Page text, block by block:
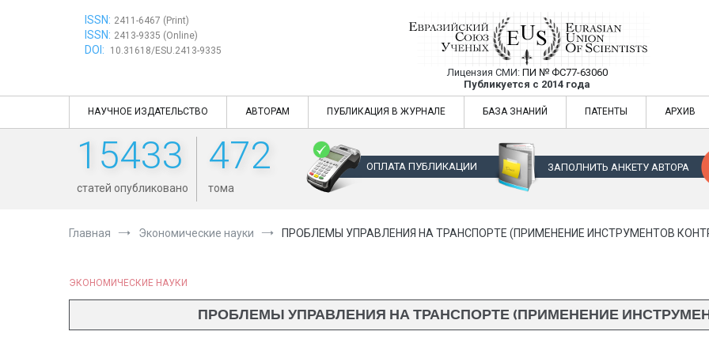
ISSN: 2411-6467 (Print)
ISSN: 2413-9335 (Online)
DOI: 10.31618/ESU.2413-9335
Евразийский Союз Ученых —
Лицензия СМИ: ПИ № ФС77-63060
Публикуется с 2014 года
Евразийский Союз Ученых — публикация научных статей в
НАУЧНОЕ ИЗДАТЕЛЬСТВО АВТОРАМ ПУБЛИКАЦИЯ В ЖУРНАЛЕ БАЗА ЗНАНИЙ ПАТЕНТЫ АРХИВ
15433
статей опубликовано
472
тома
ОПЛАТА ПУБЛИКАЦИИ ЗАПОЛНИТЬ АНКЕТУ АВТОРА
Главная Экономические науки ПРОБЛЕМЫ УПРАВЛЕНИЯ НА ТРАНСПОРТЕ (ПРИМЕНЕНИЕ ИНСТРУМЕНТОВ
ЭКОНОМИЧЕСКИЕ НАУКИ
ПРОБЛЕМЫ УПРАВЛЕНИЯ НА ТРАНСПОРТЕ (ПРИМЕНЕНИЕ